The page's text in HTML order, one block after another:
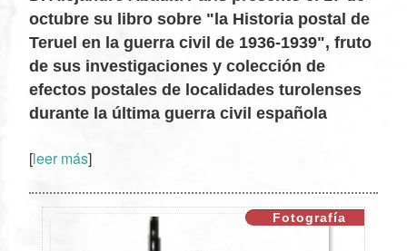
XX
octubre su libro sobre "la Historia postal de
Teruel en la guerra civil de 1936-1939", fruto
de sus investigaciones y colección de
efectos postales de localidades turolenses
durante la última guerra civil española
[leer más]
Fotografía